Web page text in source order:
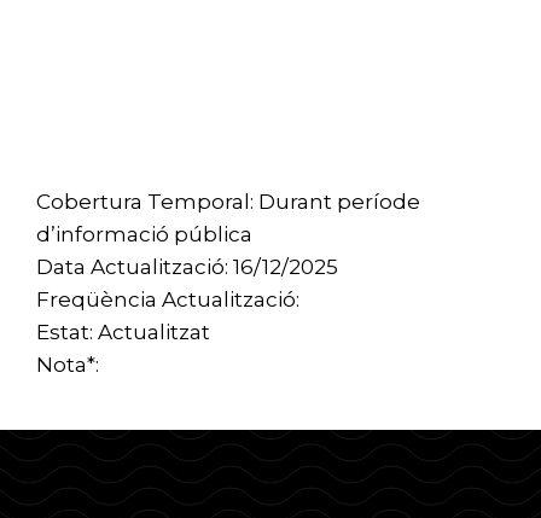
Cobertura Temporal: Durant període
d’informació pública
Data Actualització: 16/12/2025
Freqüència Actualització:
Estat: Actualitzat
Nota*: